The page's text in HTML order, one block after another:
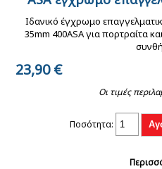
135mm
Ιδανικό έγχρωμο
35mm 400ASA για πορτραίτα
23,90€
Οι τιμές
Ποσότητα: